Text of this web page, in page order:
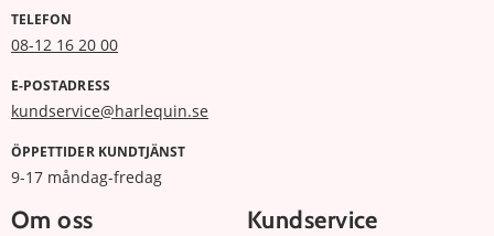
TELEFON
08-12 16 20 00
E-POSTADRESS
kundservice@harlequin.se
ÖPPETTIDER KUNDTJÄNST
9-17 måndag-fredag
Om oss Kundservice